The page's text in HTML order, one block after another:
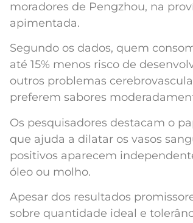
moradores de Pengzhou, na
apimentada.
Segundo os dados, quem
até 15% menos risco de
outros problemas
preferem sabores
Os pesquisadores destacam o
que ajuda a dilatar os vasos
positivos aparecem
óleo ou molho.
Apesar dos resultados
sobre quantidade ideal e